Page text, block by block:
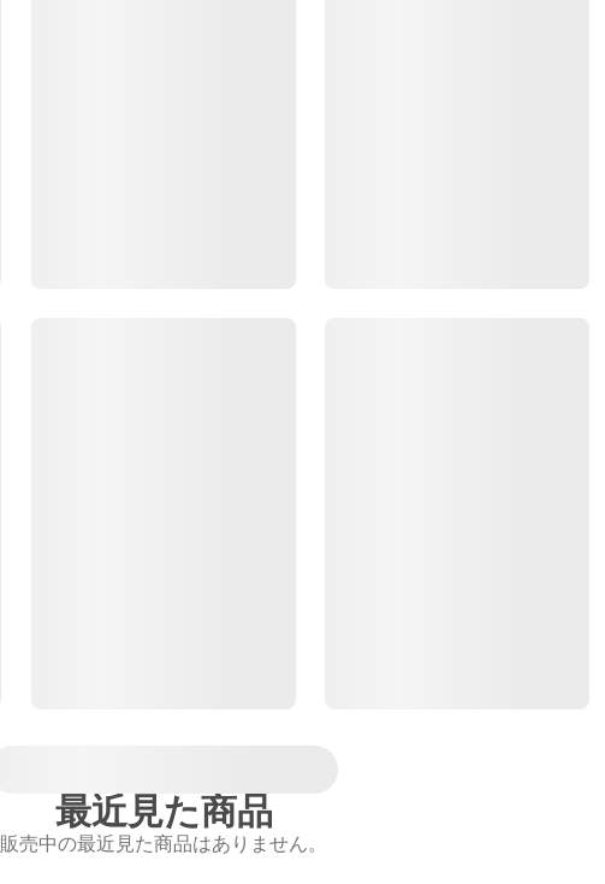
最近見た商品
販売中の最近見た商品はありません。